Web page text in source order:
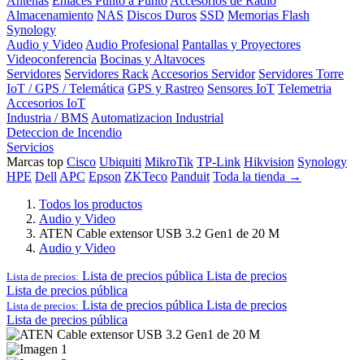
Almacenamiento NAS Discos Duros SSD Memorias Flash
Synology
Audio y Video Audio Profesional Pantallas y Proyectores
Videoconferencia Bocinas y Altavoces
Servidores Servidores Rack Accesorios Servidor Servidores Torre
IoT / GPS / Telemática GPS y Rastreo Sensores IoT Telemetria
Accesorios IoT
Industria / BMS Automatizacion Industrial
Deteccion de Incendio
Servicios
Marcas top Cisco Ubiquiti MikroTik TP-Link Hikvision Synology
HPE Dell APC Epson ZKTeco Panduit Toda la tienda →
Todos los productos
Audio y Video
ATEN Cable extensor USB 3.2 Gen1 de 20 M
Audio y Video
Lista de precios: Lista de precios pública Lista de precios
Lista de precios pública
Lista de precios: Lista de precios pública Lista de precios
Lista de precios pública